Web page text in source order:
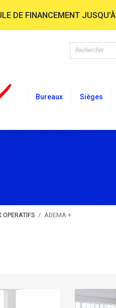
DE FINANCEMENT JUSQU’À
Bureaux Sièges
OPERATIFS ADEMA +